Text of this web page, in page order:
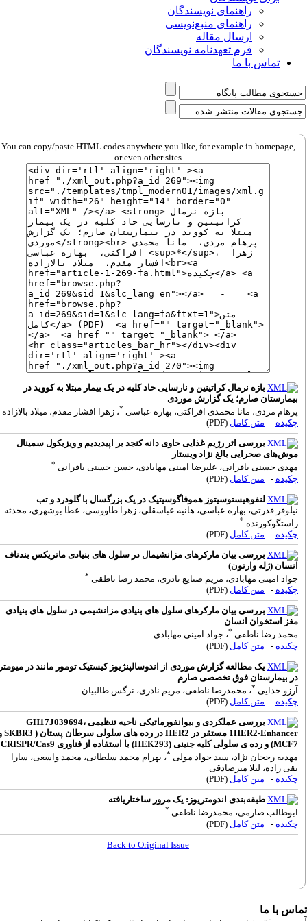
راهنمای نویسندگان
راهنمای منبع‌نویسی
ارسال مقاله
فرم تعهدنامه نویسندگان
تماس با ما
You can copy/paste HTML codes anywhere you like, for example in homepage,
or even other sites
بازه نرمال کراتینین و نارسایی حاد کلیه در یک بیمار مبتلا به کووید در
بیمارستان صارم؛ یک گزارش موردی
پرهام مردی، مانا محمدی افراکتی، بهاره عباسی ، زهرا افشار مقدم، میلاد بالازاده
چکیده - متن کامل(PDF)
بررسی اثر رژیم غذایی حاوی دانه کنجد بر اپیدیدیم و ویزیکول سمینال
موش‌های صحرایی بالغ نژاد ویستار
مهدی حسنی بافرانی، علیرضا امینی مهابادی، حسن حسنی بافرانی
چکیده - متن کامل(PDF)
لنفوهیستوسیتوز هموفاگوسیتیک در یک بزرگسال با گلودرد و تب
نیلوفر قدرتی، بهاره عباسی، هانیه عباسقلی، زهرا طاووسی، عطا بوشهری، محدثه
راستگوکورنده
چکیده - متن کامل(PDF)
بررسی بیان مارکرهای مزانشیمال در سلول های بنیادی ماتریکس بندناف
انسان (ژله وارتون)
جواد امینی مهابادی، مریم صنایع نادری، محمد رضا ناطقی
چکیده - متن کامل(PDF)
بررسی بیان مارکرهای سلول های بنیادی مزانشیمی در سلول های بنیادی
مغز استخوان انسان
محمد رضا ناطقی ، جواد امینی مهابادی
چکیده - متن کامل(PDF)
یک مطالعه گزارش موردی از اندوسالپنژیوز کیستیک تومور مانند در میومتر
در بیمارستان فوق تخصصی صارم
آرزو خدایی ، محمدرضا ناطقی، مریم نادری، نرگس طالبیان
چکیده - متن کامل(PDF)
بررسی عملکردی و بیوانفورماتیکی ناحیه تنظیمی GH17J039694،
1HER2-Enhancer مستقر در HER2 در رده های سلولی سرطان پستان ( SKBR3 و
MCF7) و رده ی سلولی کلیه جنینی (HEK293) با استفاده از فناوری CRISPR/Cas9
مهدیه رجحان نژاد، سید جواد مولی ، بهرام محمد سلطانی، محمد واسعی، سارا
تقی زاده، لیلا میرصادقی
چکیده - متن کامل(PDF)
طبقه‌بندی اندومتریوز: یک مرور ساختاریافته
ابوطالب صارمی، محمدرضا ناطقی
چکیده - متن کامل(PDF)
Back to Original Issue
با ما